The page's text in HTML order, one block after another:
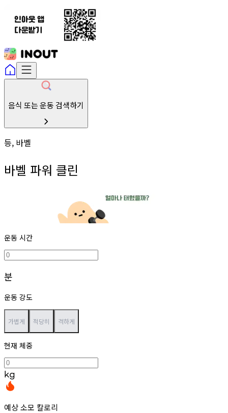
음식 또는 운동 검색하기
등, 바벨
바벨 파워 클린
운동 시간
분
운동 강도
가볍게 적당히 격하게
현재 체중
kg
예상 소모 칼로리